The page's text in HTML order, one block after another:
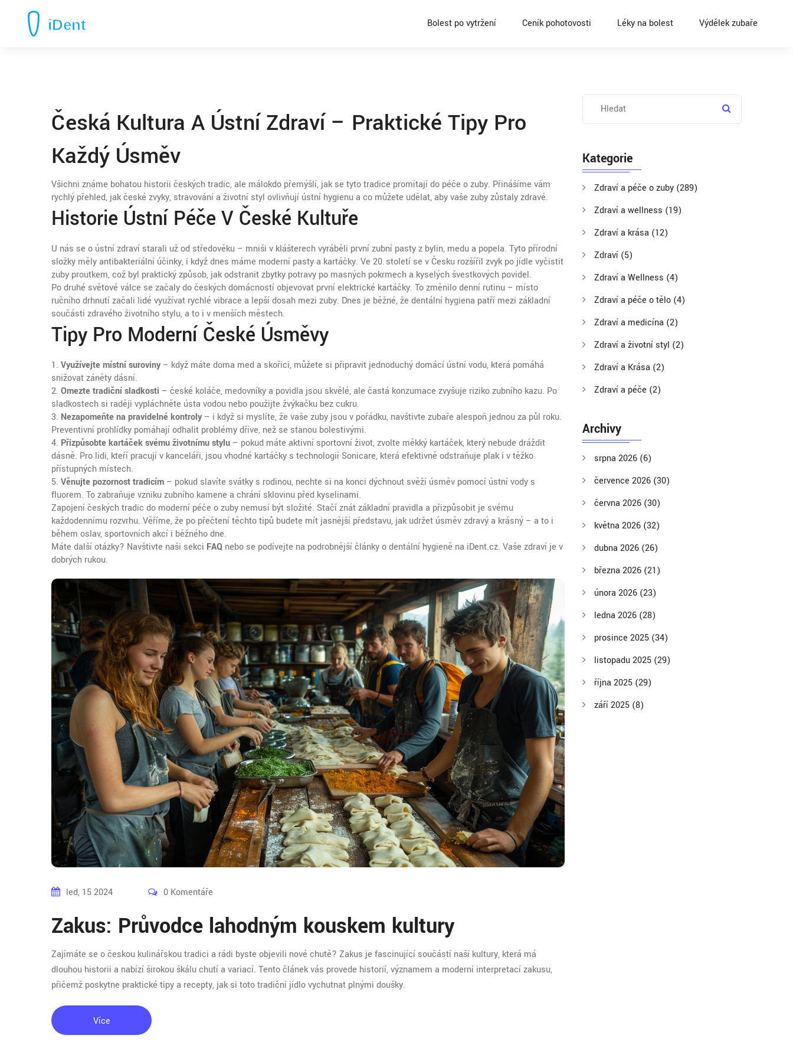
Bolest po vytržení Ceník pohotovosti Léky na bolest Výdělek zubaře
Česká Kultura A Ústní Zdraví – Praktické Tipy Pro
Každý Úsměv
Všichni známe bohatou historii českých tradic, ale málokdo přemýšlí, jak se tyto tradice promítají do péče o zuby. Přinášíme vám
rychlý přehled, jak české zvyky, stravování a životní styl ovlivňují ústní hygienu a co můžete udělat, aby vaše zuby zůstaly zdravé.
Historie Ústní Péče V České Kultuře
U nás se o ústní zdraví starali už od středověku – mniši v klášterech vyráběli první zubní pasty z bylin, medu a popela. Tyto přírodní
složky měly antibakteriální účinky, i když dnes máme moderní pasty a kartáčky. Ve 20. století se v Česku rozšířil zvyk po jídle vyčistit
zuby proutkem, což byl praktický způsob, jak odstranit zbytky potravy po masných pokrmech a kyselých švestkových povidel.
Po druhé světové válce se začaly do českých domácností objevovat první elektrické kartáčky. To změnilo denní rutinu – místo
ručního drhnutí začali lidé využívat rychlé vibrace a lepší dosah mezi zuby. Dnes je běžné, že dentální hygiena patří mezi základní
součásti zdravého životního stylu, a to i v menších městech.
Tipy Pro Moderní České Úsměvy
1. Využívejte místní suroviny – když máte doma med a skořici, můžete si připravit jednoduchý domácí ústní vodu, která pomáhá
snižovat záněty dásní.
2. Omezte tradiční sladkosti – české koláče, medovníky a povidla jsou skvělé, ale častá konzumace zvyšuje riziko zubního kazu. Po
sladkostech si raději vypláchněte ústa vodou nebo použijte žvýkačku bez cukru.
3. Nezapomeňte na pravidelné kontroly – i když si myslíte, že vaše zuby jsou v pořádku, navštivte zubaře alespoň jednou za půl roku.
Preventivní prohlídky pomáhají odhalit problémy dříve, než se stanou bolestivými.
4. Přizpůsobte kartáček svému životnímu stylu – pokud máte aktivní sportovní život, zvolte měkký kartáček, který nebude dráždit
dásně. Pro lidi, kteří pracují v kanceláři, jsou vhodné kartáčky s technologií Sonicare, která efektivně odstraňuje plak i v těžko
přístupných místech.
5. Věnujte pozornost tradicím – pokud slavíte svátky s rodinou, nechte si na konci dýchnout svěží úsměv pomocí ústní vody s
fluorem. To zabraňuje vzniku zubního kamene a chrání sklovinu před kyselinami.
Zapojení českých tradic do moderní péče o zuby nemusí být složité. Stačí znát základní pravidla a přizpůsobit je svému
každodennímu rozvrhu. Věříme, že po přečtení těchto tipů budete mít jasnější představu, jak udržet úsměv zdravý a krásný – a to i
během oslav, sportovních akcí i běžného dne.
Máte další otázky? Navštivte naši sekci FAQ nebo se podívejte na podrobnější články o dentální hygieně na iDent.cz. Vaše zdraví je v
dobrých rukou.
led, 15 2024 0 Komentáře
Zakus: Průvodce lahodným kouskem kultury
Zajímáte se o českou kulinářskou tradici a rádi byste objevili nové chutě? Zakus je fascinující součástí naší kultury, která má
dlouhou historii a nabízí širokou škálu chutí a variací. Tento článek vás provede historií, významem a moderní interpretací zakusu,
přičemž poskytne praktické tipy a recepty, jak si toto tradiční jídlo vychutnat plnými doušky.
Více
Kategorie
Zdraví a péče o zuby (289)
Zdraví a wellness (19)
Zdraví a krása (12)
Zdraví (5)
Zdraví a Wellness (4)
Zdraví a péče o tělo (4)
Zdraví a medicína (2)
Zdraví a životní styl (2)
Zdraví a Krása (2)
Zdraví a péče (2)
Archivy
srpna 2026 (6)
července 2026 (30)
června 2026 (30)
května 2026 (32)
dubna 2026 (26)
března 2026 (21)
února 2026 (23)
ledna 2026 (28)
prosince 2025 (34)
listopadu 2025 (29)
října 2025 (29)
září 2025 (8)